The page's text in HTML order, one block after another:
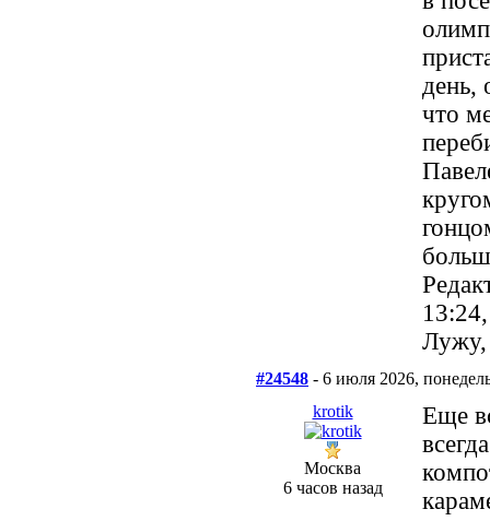
день,
что
#24548 - 6 июля 2026,
krotik
Москва
6 часов назад
Еще